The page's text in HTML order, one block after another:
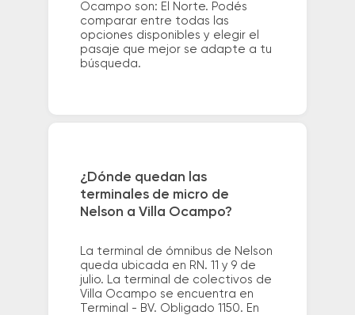
Ocampo son: El Norte. Podés
comparar entre todas las
opciones disponibles y elegir el
pasaje que mejor se adapte a tu
búsqueda.
¿Dónde quedan las
terminales de micro de
Nelson a Villa Ocampo?
La terminal de ómnibus de Nelson
queda ubicada en RN. 11 y 9 de
julio. La terminal de colectivos de
Villa Ocampo se encuentra en
Terminal - BV. Obligado 1150. En